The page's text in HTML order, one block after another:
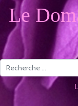
Le
Valider